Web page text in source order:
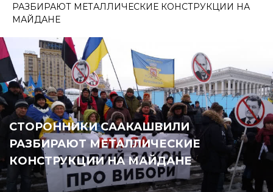
РАЗБИРАЮТ МЕТАЛЛИЧЕСКИЕ КОНСТРУКЦИИ НА
МАЙДАНЕ
СТОРОННИКИ СААКАШВИЛИ
РАЗБИРАЮТ МЕТАЛЛИЧЕСКИЕ
КОНСТРУКЦИИ НА МАЙДАНЕ